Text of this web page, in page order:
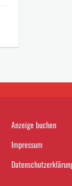
Anzeige buchen
Impressum